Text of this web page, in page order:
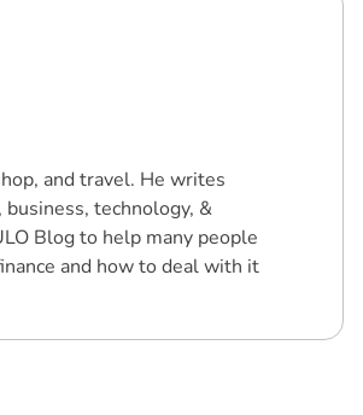
and travel. He writes
business, technology, &
Blog to help many people
and how to deal with it